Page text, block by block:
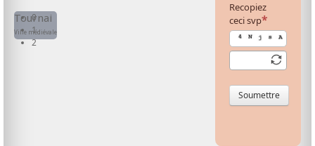
Tournai
Ville médiévale
0
1
2
Recopiez
ceci svp
Soumettre